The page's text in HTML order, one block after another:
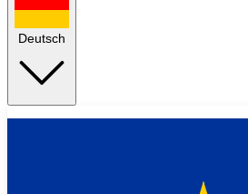
Deutsch